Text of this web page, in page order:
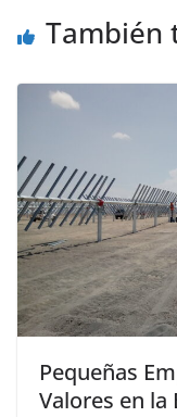
También
Pequeñas
Valores en la